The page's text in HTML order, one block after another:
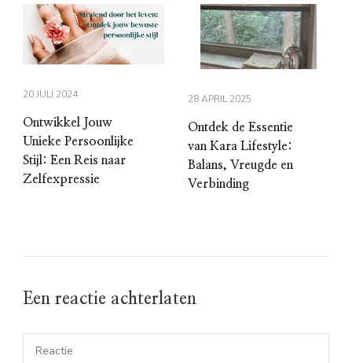
20 JULI 2024
Ontwikkel Jouw
Unieke Persoonlijke
Stijl: Een Reis naar
Zelfexpressie
28 APRIL 2025
Ontdek de Essentie
van Kara Lifestyle:
Balans, Vreugde en
Verbinding
Een reactie achterlaten